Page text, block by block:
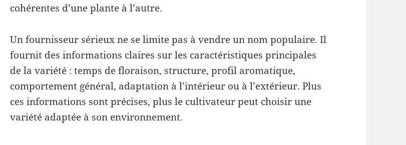
cohérentes d’une plante à l’autre.
Un fournisseur sérieux ne se limite pas à vendre un nom populaire. Il
fournit des informations claires sur les caractéristiques principales
de la variété : temps de floraison, structure, profil aromatique,
comportement général, adaptation à l’intérieur ou à l’extérieur. Plus
ces informations sont précises, plus le cultivateur peut choisir une
variété adaptée à son environnement.